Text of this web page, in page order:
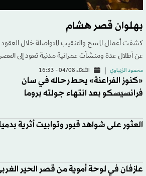
بهلوان قصر هشام
كشفت أعمال المسح والتنقيب المتواصلة خلال العقود
عن أطلال عدة ومنشآت عمرانية مدنية تعود إلى
محمود الزيباوي الثلاثاء 04/08 - 16:33
«كنوز الفراعنة» يحط رحاله في سان
فرانسيسكو بعد انتهاء جولته بروما
العثور على شواهد قبور وتوابيت أثرية
عازفان في لوحة أموية من قصر الحير